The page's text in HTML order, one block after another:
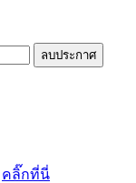
คลิ๊กที่นี่